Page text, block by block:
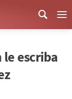
escriba